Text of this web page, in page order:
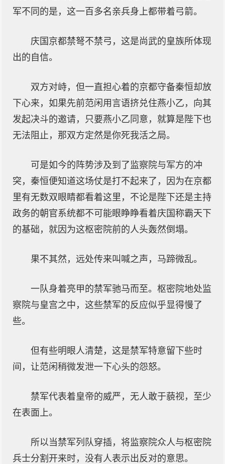
军不同的是，这一百多名亲兵身上都带着弓箭。
庆国京都禁弩不禁弓，这是尚武的皇族所体现
出的自信。
双方对峙，但一直担心着的京都守备秦恒却放
下心来，如果先前范闲用言语挤兑住燕小乙，向其
发起决斗的邀请，只要燕小乙同意，就算是陛下也
无法阻止，那双方定然是你死我活之局。
可是如今的阵势涉及到了监察院与军方的冲
突，秦恒便知道这场仗是打不起来了，因为在京都
里有无数双眼睛都看着这里，不论是陛下还是主持
政务的朝官系统都不可能眼睁睁看着庆国称霸天下
的基础，就因为这枢密院前的人头轰然倒塌。
果不其然，远处传来叫喊之声，马蹄微乱。
一队身着亮甲的禁军驰马而至。枢密院地处监
察院与皇宫之中，这些禁军的反应似乎显得慢了
些。
但有些明眼人清楚，这是禁军特意留下些时
间，让范闲稍微发泄一下心头的怨怒。
禁军代表着皇帝的威严，无人敢于藐视，至少
在表面上。
所以当禁军列队穿插，将监察院众人与枢密院
兵士分割开来时，没有人表示出反对的意思。